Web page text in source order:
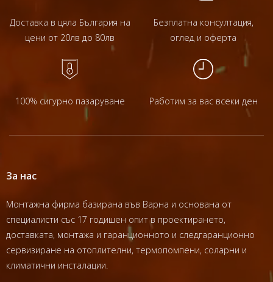
Доставка в цяла България на
цени от 20лв до 80лв
Безплатна консултация,
оглед и оферта
100% сигурно пазаруване Работим за вас всеки ден
За нас
Монтажна фирма базирана във Варна и основана от
специалисти със 17 годишен опит в проектирането,
доставката, монтажа и гаранционното и следгаранционно
сервизиране на отоплителни, термопомпени, соларни и
климатични инсталации.